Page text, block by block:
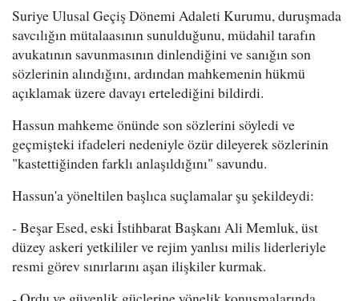
Suriye Ulusal Geçiş Dönemi Adaleti Kurumu, duruşmada
savcılığın mütalaasının sunulduğunu, müdahil tarafın
avukatının savunmasının dinlendiğini ve sanığın son
sözlerinin alındığını, ardından mahkemenin hükmü
açıklamak üzere davayı ertelediğini bildirdi.
Hassun mahkeme önünde son sözlerini söyledi ve
geçmişteki ifadeleri nedeniyle özür dileyerek sözlerinin
"kastettiğinden farklı anlaşıldığını" savundu.
Hassun'a yöneltilen başlıca suçlamalar şu şekildeydi:
- Beşar Esed, eski İstihbarat Başkanı Ali Memluk, üst
düzey askeri yetkililer ve rejim yanlısı milis liderleriyle
resmi görev sınırlarını aşan ilişkiler kurmak.